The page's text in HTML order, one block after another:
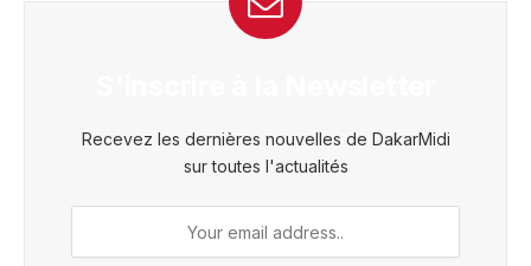
Recevez les dernières nouvelles de DakarMidi
sur toutes l'actualités